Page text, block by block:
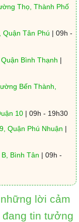
Thọ, Thành Phố
Quận Tân Phú | 09h -
Bình Thạnh |
Bến Thành,
10| 09h - 19h30
Quận Phú Nhuận |
Bình Tân | 09h -
lời cảm
tin tưởng